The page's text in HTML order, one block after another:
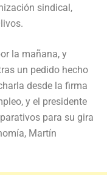
sindical,
la mañana, y
un pedido hecho
desde la firma
y el presidente
para su gira
Martín